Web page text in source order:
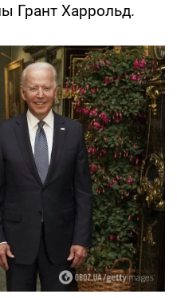
Грант Харрольд.